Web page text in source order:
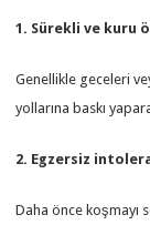
1. Sürekli ve kuru
Genellikle geceleri
yollarına baskı
2. Egzersiz
Daha önce koşmayı